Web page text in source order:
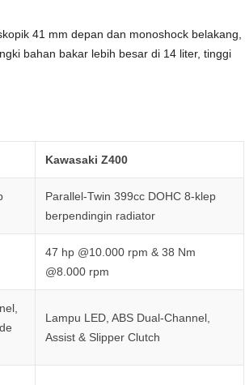
41 mm depan dan monoshock belakang,
bahan bakar lebih besar di 14 liter, tinggi
Kawasaki Z400
Parallel-Twin 399cc DOHC 8-klep
berpendingin radiator
47 hp @10.000 rpm & 38 Nm
@8.000 rpm
Lampu LED, ABS Dual-Channel,
Assist & Slipper Clutch